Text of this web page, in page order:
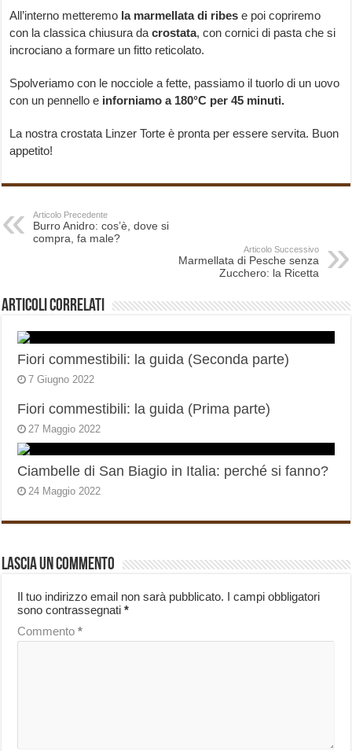
All’interno metteremo la marmellata di ribese poi copriremo
con la classica chiusura dacrostata, con cornici di pasta che si
incrociano a formare un fitto reticolato.
Spolveriamo con le nocciole a fette, passiamo il tuorlo di un uovo
con un pennello e inforniamo a 180°C per 45 minuti.
La nostra crostata Linzer Torte è pronta per essere servita. Buon
appetito!
Articolo Precedente
Burro Anidro: cos’è, dove si
compra, fa male?
Articolo Successivo
Marmellata di Pesche senza
Zucchero: la Ricetta
Articoli correlati
Fiori commestibili: la guida (Seconda parte)
7 Giugno 2022
Fiori commestibili: la guida (Prima parte)
27 Maggio 2022
Ciambelle di San Biagio in Italia: perché si fanno?
24 Maggio 2022
Lascia un commento
Il tuo indirizzo email non sarà pubblicato. I campi obbligatori
sono contrassegnati*
Commento*